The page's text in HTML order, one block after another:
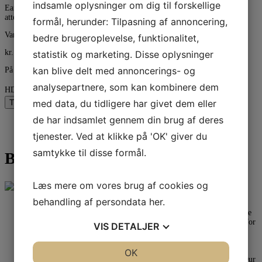
EarPeace HD comes with three high fidelity earplugs, two sets of
attenuation filters and a premium anodized aluminum case.
Varenummer (SKU): 640816984455 Kategori:Diverse
kr.
195,00
På lager
HD EarPeace antal
Tilføj til kurv
Beskrivelse
Beskrivelse
PROFESSIONAL GRADE HIGH FIDELITY EAR PLUGS:
Hearing protection ear plugs that deliver crisp, clear sound at a safe
volume. Medium, High and Max filters provide in-ear protection for
noise reduction making them festival essentials, musicians,
construction sites, sporting events, drummers, guitarists, fitness
classes and anywhere that noise reducing earplugs are needed.
REUSABLE, HYPOALLERGENIC, ALL NIGHT COMFORT: Our
indsamle oplysninger om dig til forskellige
formål, herunder: Tilpasning af annoncering,
bedre brugeroplevelse, funktionalitet,
statistik og marketing. Disse oplysninger
kan blive delt med annoncerings- og
analysepartnere, som kan kombinere dem
med data, du tidligere har givet dem eller
de har indsamlet gennem din brug af deres
tjenester. Ved at klikke på 'OK' giver du
samtykke til disse formål.
Læs mere om vores brug af cookies og
behandling af persondata her.
VIS DETALJER
OK